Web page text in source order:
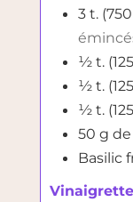
3 t.
½ t.
½ t.
½ t.
50 g
Basilic
Vinaigrette